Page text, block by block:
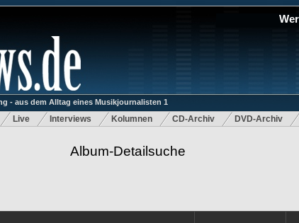
- aus dem Alltag eines Musikjournalisten 1
Live Interviews Kolumnen CD-Archiv DVD-Archiv
Album-Detailsuche